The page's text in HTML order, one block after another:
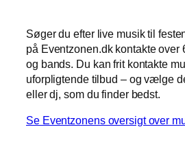
Søger du efter live musik til
på Eventzonen.dk kontakte over
og bands. Du kan frit kontakte
uforpligtende tilbud – og vælge
eller dj, som du finder bedst.
Se Eventzonens oversigt over